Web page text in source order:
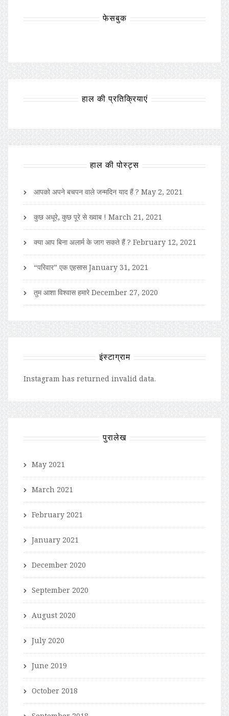
फेसबुक
हाल की प्रतिक्रियाएं
हाल की पोस्ट्स
आपको अपने बचपन वाले जन्मदिन याद हैं ? May 2, 2021
कुछ अधूरे, कुछ पूरे से ख्वाब ! March 21, 2021
क्या आप बिना अलार्म के जाग सकते हैं ? February 12, 2021
“परिवार” एक एहसास January 31, 2021
तुम आशा विश्वास हमारे December 27, 2020
इंस्टाग्राम
Instagram has returned invalid data.
पुरालेख
May 2021
March 2021
February 2021
January 2021
December 2020
September 2020
August 2020
July 2020
June 2019
October 2018